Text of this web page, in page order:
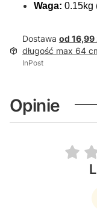
Waga: 0.15kg
Dostawa od 16,99
długość max 64
InPost
Opinie